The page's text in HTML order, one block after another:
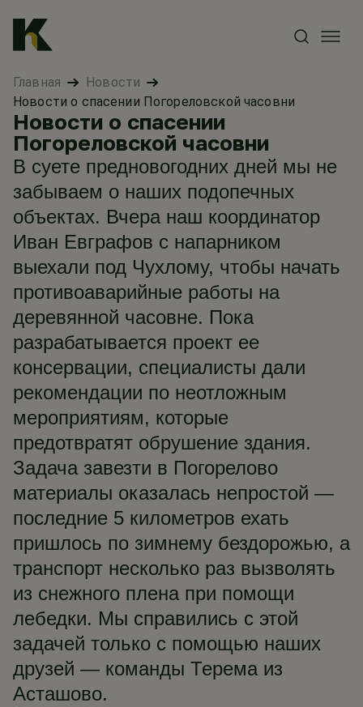
Главная
Новости
Новости о спасении Погореловской часовни
Новости о спасении
Погореловской часовни
В суете предновогодних дней мы не
забываем о наших подопечных
объектах. Вчера наш координатор
Иван Евграфов с напарником
выехали под Чухлому, чтобы начать
противоаварийные работы на
деревянной часовне. Пока
разрабатывается проект ее
консервации, специалисты дали
рекомендации по неотложным
мероприятиям, которые
предотвратят обрушение здания.
Задача завезти в Погорелово
материалы оказалась непростой —
последние 5 километров ехать
пришлось по зимнему бездорожью, а
транспорт несколько раз вызволять
из снежного плена при помощи
лебедки. Мы справились с этой
задачей только с помощью наших
друзей — команды Терема из
Асташово.